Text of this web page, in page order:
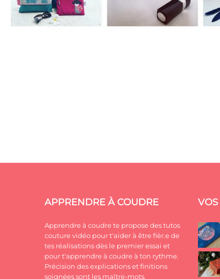
APPRENDRE À COUDRE
Apprendre à coudre te propose des tutos
couture vidéo pour t'aider à être fièr.e de
tes réalisations dès le premier essai et
pour t'apprendre à coudre à ton rythme.
Précision des explications et finitions
soignées sont les maître-mots.
VOS